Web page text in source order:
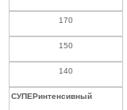
170
150
140
СУПЕРинтенсивный